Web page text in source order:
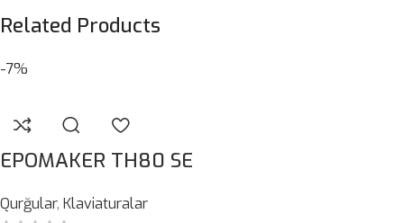
Related Products
-7%
EPOMAKER TH80 SE
Qurğular, Klaviaturalar